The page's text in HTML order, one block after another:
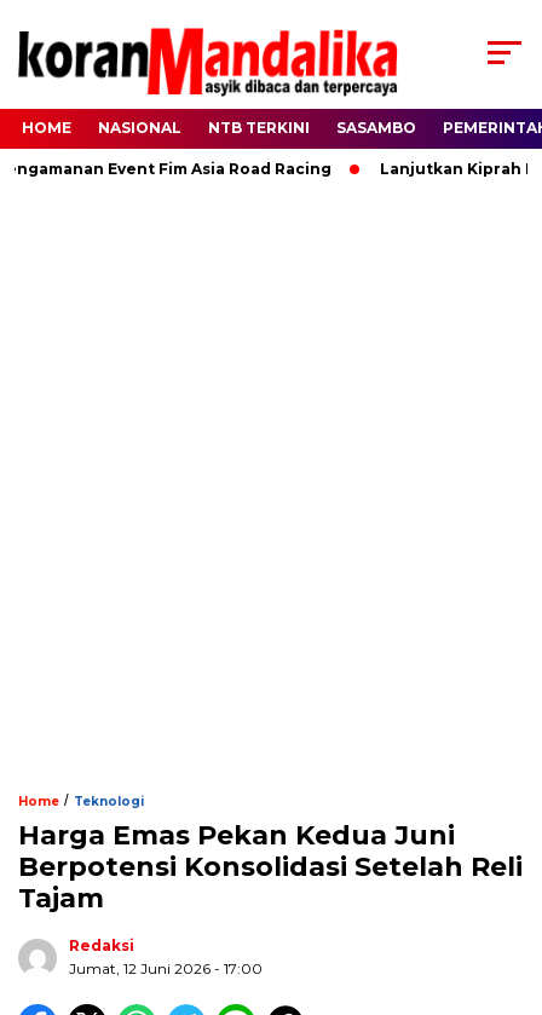
HOME NASIONAL NTB TERKINI SASAMBO
Event Fim Asia Road Racing Lanjutkan Kiprah HBK,
Home / Teknologi
Harga Emas Pekan Kedua Juni
Berpotensi Konsolidasi Setelah Reli
Tajam
Redaksi
Jumat, 12 Juni 2026 - 17:00